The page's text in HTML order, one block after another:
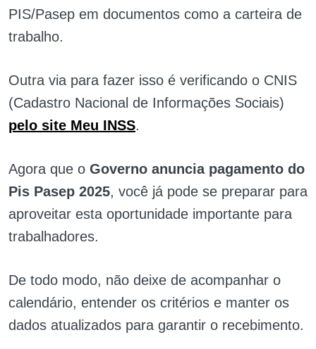
PIS/Pasep em documentos como a carteira de
trabalho.
Outra via para fazer isso é verificando o CNIS
(Cadastro Nacional de Informações Sociais)
pelo site Meu INSS.
Agora que o Governo anuncia pagamento do
Pis Pasep 2025, você já pode se preparar para
aproveitar esta oportunidade importante para
trabalhadores.
De todo modo, não deixe de acompanhar o
calendário, entender os critérios e manter os
dados atualizados para garantir o recebimento.